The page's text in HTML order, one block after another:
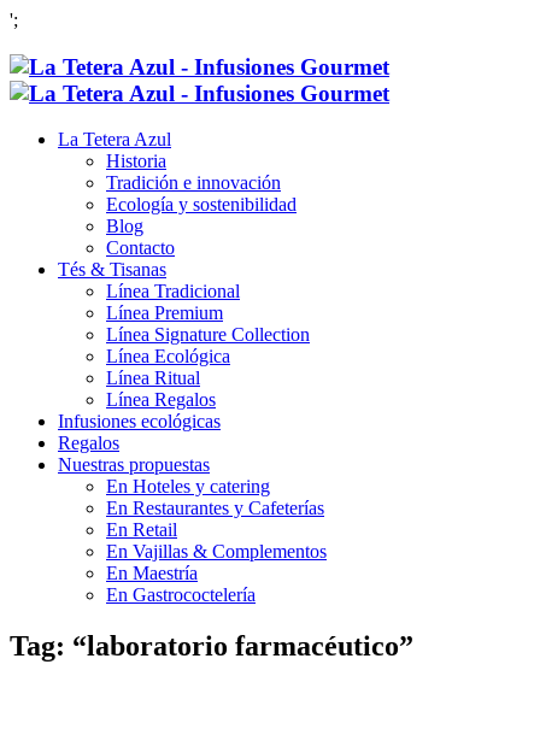
';
La Tetera Azul
Historia
Tradición e innovación
Ecología y sostenibilidad
Blog
Contacto
Tés & Tisanas
Línea Tradicional
Línea Premium
Línea Signature Collection
Línea Ecológica
Línea Ritual
Línea Regalos
Infusiones ecológicas
Regalos
Nuestras propuestas
En Hoteles y catering
En Restaurantes y Cafeterías
En Retail
En Vajillas & Complementos
En Maestría
En Gastrococtelería
Tag: “laboratorio farmacéutico”